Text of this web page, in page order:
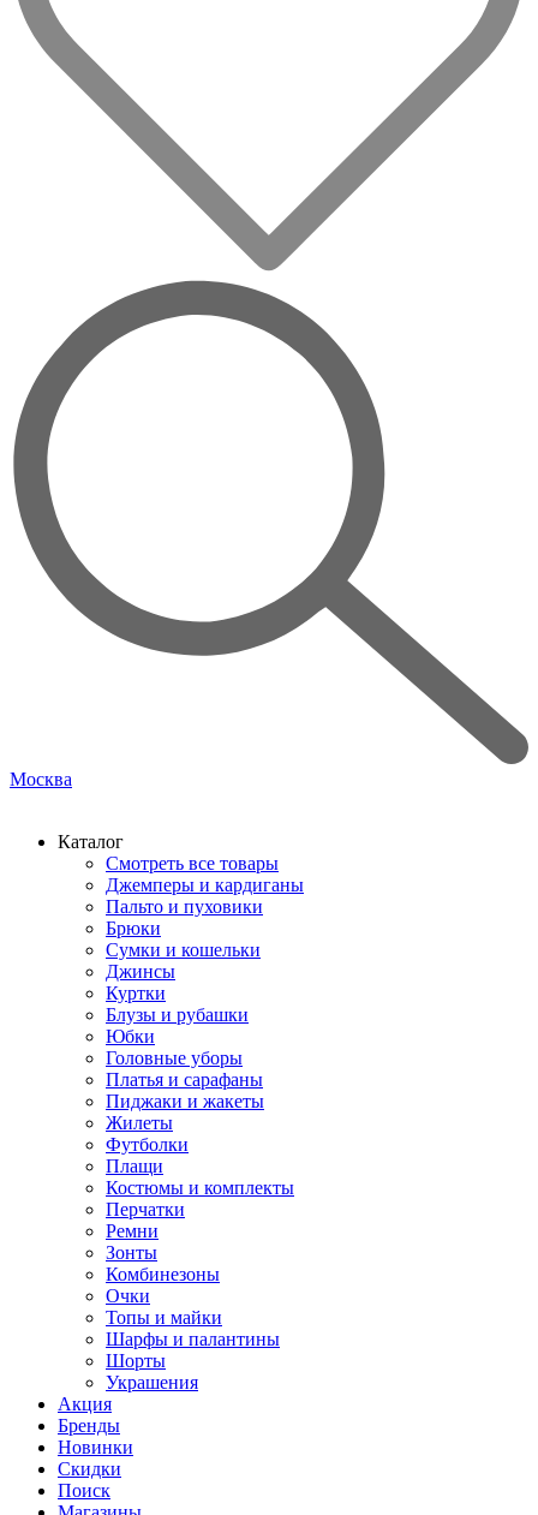
Москва
Каталог
Смотреть все товары
Джемперы и кардиганы
Пальто и пуховики
Брюки
Сумки и кошельки
Джинсы
Куртки
Блузы и рубашки
Юбки
Головные уборы
Платья и сарафаны
Пиджаки и жакеты
Жилеты
Футболки
Плащи
Костюмы и комплекты
Перчатки
Ремни
Зонты
Комбинезоны
Очки
Топы и майки
Шарфы и палантины
Шорты
Украшения
Акция
Бренды
Новинки
Скидки
Поиск